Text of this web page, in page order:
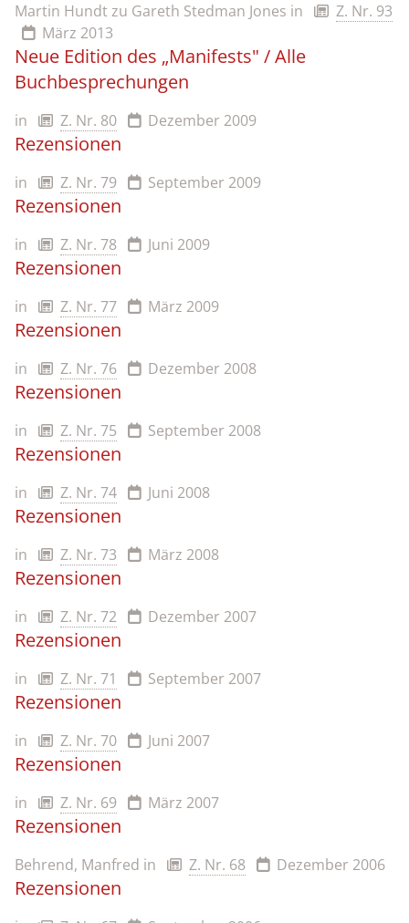
Martin Hundt zu Gareth Stedman Jones in
Z. Nr. 93
März 2013
Neue Edition des „Manifests" / Alle
Buchbesprechungen
in Z. Nr. 80 Dezember 2009
Rezensionen
in Z. Nr. 79 September 2009
Rezensionen
in Z. Nr. 78 Juni 2009
Rezensionen
in Z. Nr. 77 März 2009
Rezensionen
in Z. Nr. 76 Dezember 2008
Rezensionen
in Z. Nr. 75 September 2008
Rezensionen
in Z. Nr. 74 Juni 2008
Rezensionen
in Z. Nr. 73 März 2008
Rezensionen
in Z. Nr. 72 Dezember 2007
Rezensionen
in Z. Nr. 71 September 2007
Rezensionen
in Z. Nr. 70 Juni 2007
Rezensionen
in Z. Nr. 69 März 2007
Rezensionen
Behrend, Manfred in Z. Nr. 68 Dezember 2006
Rezensionen